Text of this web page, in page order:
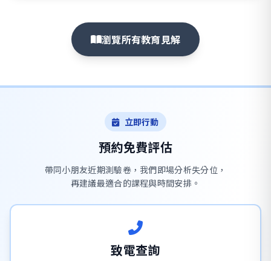
瀏覽所有教育見解
立即行動
預約免費評估
帶同小朋友近期測驗卷，我們即場分析失分位，
再建議最適合的課程與時間安排。
致電查詢